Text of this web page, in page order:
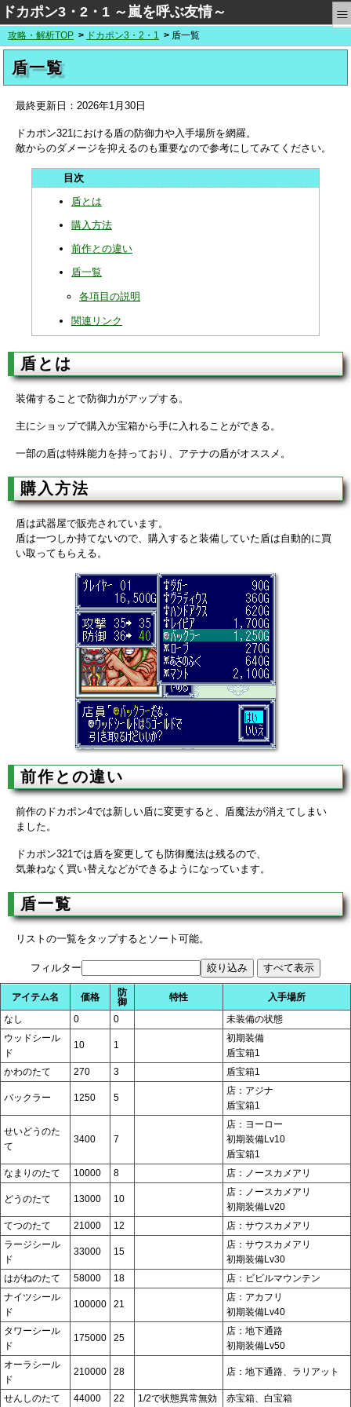
ドカポン3・2・1 ～嵐を呼ぶ友情～ ≡
攻略・解析TOP ドカポン3・2・1 盾一覧
盾一覧
最終更新日： 2026年1月30日
ドカポン321における盾の防御力や入手場所を網羅。
敵からのダメージを抑えるのも重要なので参考にしてみてください。
盾とは
購入方法
前作との違い
盾一覧
各項目の説明
関連リンク
盾とは
装備することで防御力がアップする。
主にショップで購入か宝箱から手に入れることができる。
一部の盾は特殊能力を持っており、アテナの盾がオススメ。
購入方法
盾は武器屋で販売されています。
盾は一つしか持てないので、購入すると装備していた盾は自動的に買
い取ってもらえる。
前作との違い
前作のドカポン4では新しい盾に変更すると、盾魔法が消えてしまい
ました。
ドカポン321では盾を変更しても防御魔法は残るので、
気兼ねなく買い替えなどができるようになっています。
盾一覧
リストの一覧をタップするとソート可能。
フィルター
アイテム名 価格
防
御
特性
入手場所
なし
0 0
未装備の状態
ウッドシール
ド
10 1
初期装備
盾宝箱1
かわのたて
270 3 盾宝箱1
バックラー 1250 5
店：アジナ
盾宝箱1
せいどうのた
て
3400 7
店：ヨーロー
初期装備Lv10
盾宝箱1
なまりのたて
10000 8 店：ノースカメアリ
どうのたて 13000 10
店：ノースカメアリ
初期装備Lv20
てつのたて
21000 12
店：サウスカメアリ
ラージシール
ド
33000 15
店：サウスカメアリ
初期装備Lv30
はがねのたて
58000 18
店：ビビルマウンテン
ナイツシール
ド
100000 21
店：アカフリ
初期装備Lv40
タワーシール
ド
175000 25
店：地下通路
初期装備Lv50
オーラシール
ド
210000 28 店：地下通路、ラリアット
せんしのたて 44000 22 1/2で状態異常無効 赤宝箱、白宝箱